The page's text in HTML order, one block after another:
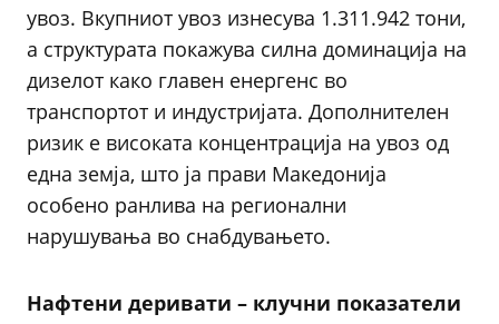
увоз. Вкупниот увоз изнесува 1.311.942 тони,
а структурата покажува силна доминација на
дизелот како главен енергенс во
транспортот и индустријата. Дополнителен
ризик е високата концентрација на увоз од
една земја, што ја прави Македонија
особено ранлива на регионални
нарушувања во снабдувањето.
Нафтени деривати – клучни показатели